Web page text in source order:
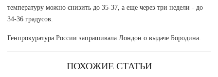
температуру можно снизить до 35-37, а еще через три недели - до
34-36 градусов.
Генпрокуратура России запрашивала Лондон о выдаче Бородина.
ПОХОЖИЕ СТАТЬИ